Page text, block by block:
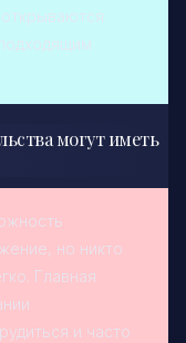
могут иметь
но никто
Главная
и часто